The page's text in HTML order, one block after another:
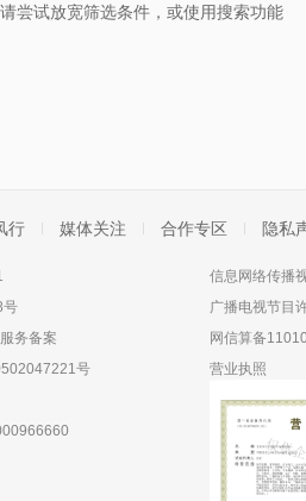
请尝试放宽筛选条件，或使用搜索功能
行 媒体关注 合作专区 隐私
号
务备案
号
信息网络传播
广播电视节目
网信算备
营业执照